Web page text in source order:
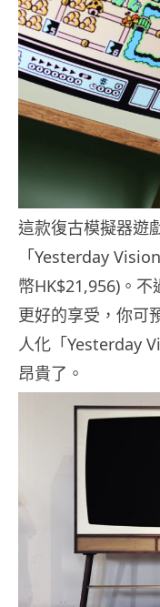
這款復古模擬器遊
「Yesterday
幣HK$21,956)。
更好的享受，你可
人化「Yesterday
昂貴了。